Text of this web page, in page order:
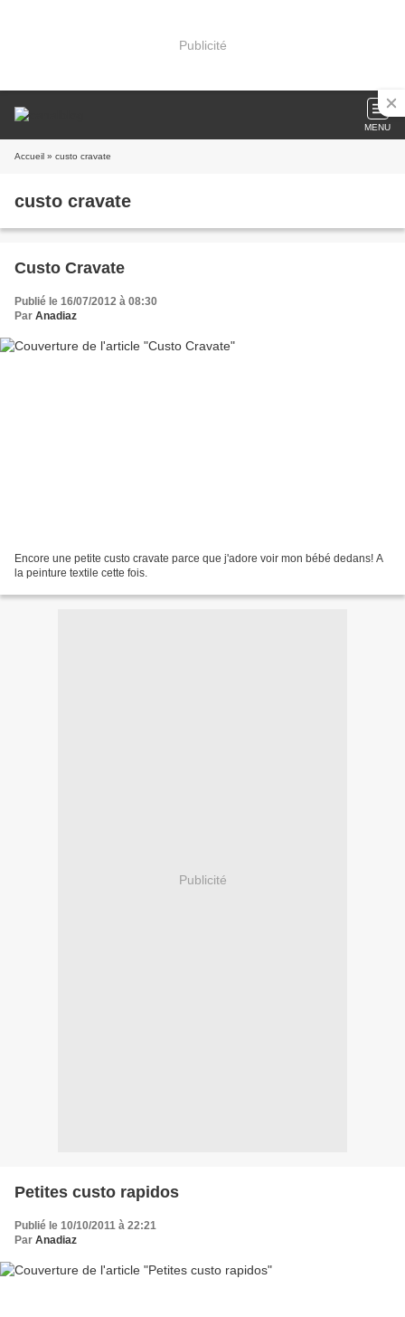
Publicité
MENU
Accueil » custo cravate
custo cravate
Custo Cravate
Publié le 16/07/2012 à 08:30
Par Anadiaz
Encore une petite custo cravate parce que j'adore voir mon bébé dedans! A
la peinture textile cette fois.
Publicité
Petites custo rapidos
Publié le 10/10/2011 à 22:21
Par Anadiaz